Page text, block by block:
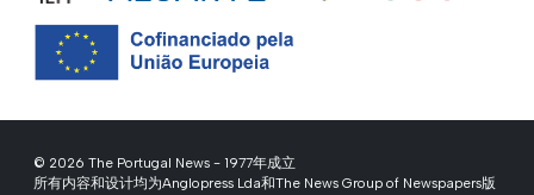
© 2026 The Portugal News - 1977年成立
所有内容和设计均为Anglopress Lda和The News Group of Newspapers版